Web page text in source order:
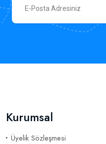
Kurumsal
Üyelik Sözleşmesi